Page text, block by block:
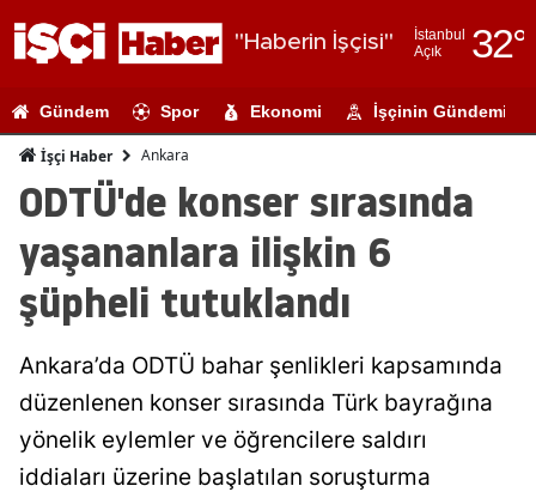
"Haberin İşçisi"
İstanbul
Açık
32°
Adıyaman
Ağrı
Antalya
Artvin
Gündem Spor Ekonomi İşçinin Gündemi
İşçi Haber Ankara
ODTÜ'de konser sırasında
yaşananlara ilişkin 6
şüpheli tutuklandı
Ankara’da ODTÜ bahar şenlikleri kapsamında
düzenlenen konser sırasında Türk bayrağına
yönelik eylemler ve öğrencilere saldırı
iddiaları üzerine başlatılan soruşturma